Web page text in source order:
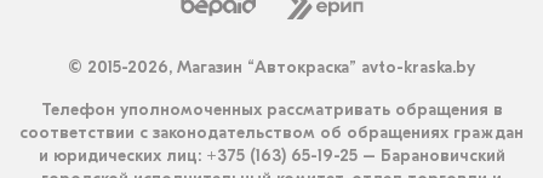
© 2015-2026, Магазин “Автокраска” avto-kraska.by
Телефон уполномоченных рассматривать обращения в
соответствии с законодательством об обращениях граждан
и юридических лиц: +375 (163) 65-19-25 – Барановичский